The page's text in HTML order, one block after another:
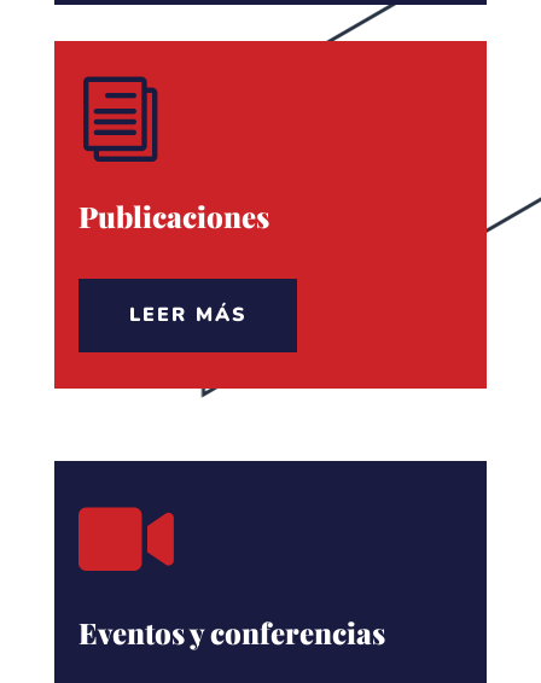
i
Publicaciones
LEER MÁS

Eventos y conferencias